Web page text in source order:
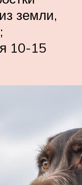
земли,
10-15